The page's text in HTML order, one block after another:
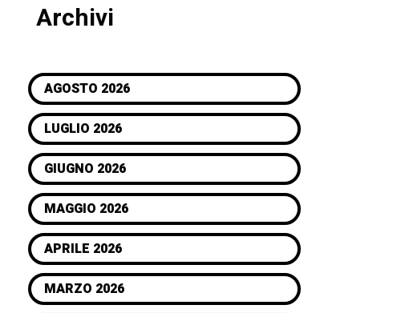
Archivi
AGOSTO 2026
LUGLIO 2026
GIUGNO 2026
MAGGIO 2026
APRILE 2026
MARZO 2026